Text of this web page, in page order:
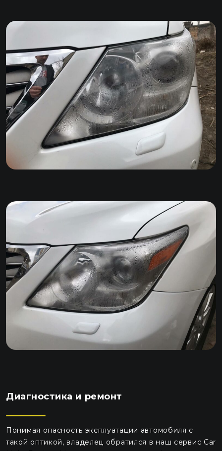
Диагностика и ремонт
Понимая опасность эксплуатации автомобиля с
такой оптикой, владелец обратился в наш сервис Car